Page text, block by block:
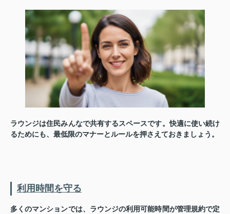
ラウンジは住民みんなで共有するスペースです。快適に使い続け
るためにも、最低限のマナーとルールを押さえておきましょう。
利用時間を守る
多くのマンションでは、ラウンジの利用可能時間が管理規約で定